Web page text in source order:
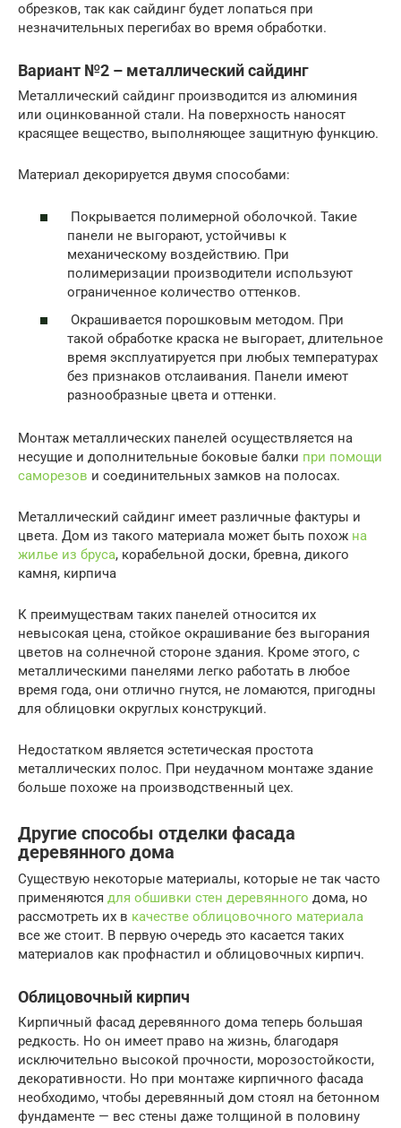
обрезков, так как сайдинг будет лопаться при
незначительных перегибах во время обработки.
Вариант №2 – металлический сайдинг
Металлический сайдинг производится из алюминия
или оцинкованной стали. На поверхность наносят
красящее вещество, выполняющее защитную функцию.
Материал декорируется двумя способами:
Покрывается полимерной оболочкой. Такие
панели не выгорают, устойчивы к
механическому воздействию. При
полимеризации производители используют
ограниченное количество оттенков.
Окрашивается порошковым методом. При
такой обработке краска не выгорает, длительное
время эксплуатируется при любых температурах
без признаков отслаивания. Панели имеют
разнообразные цвета и оттенки.
Монтаж металлических панелей осуществляется на
несущие и дополнительные боковые балки при помощи
саморезов и соединительных замков на полосах.
Металлический сайдинг имеет различные фактуры и
цвета. Дом из такого материала может быть похож на
жилье из бруса, корабельной доски, бревна, дикого
камня, кирпича
К преимуществам таких панелей относится их
невысокая цена, стойкое окрашивание без выгорания
цветов на солнечной стороне здания. Кроме этого, с
металлическими панелями легко работать в любое
время года, они отлично гнутся, не ломаются, пригодны
для облицовки округлых конструкций.
Недостатком является эстетическая простота
металлических полос. При неудачном монтаже здание
больше похоже на производственный цех.
Другие способы отделки фасада
деревянного дома
Существую некоторые материалы, которые не так часто
применяются для обшивки стен деревянного дома, но
рассмотреть их в качестве облицовочного материала
все же стоит. В первую очередь это касается таких
материалов как профнастил и облицовочных кирпич.
Облицовочный кирпич
Кирпичный фасад деревянного дома теперь большая
редкость. Но он имеет право на жизнь, благодаря
исключительно высокой прочности, морозостойкости,
декоративности. Но при монтаже кирпичного фасада
необходимо, чтобы деревянный дом стоял на бетонном
фундаменте — вес стены даже толщиной в половину